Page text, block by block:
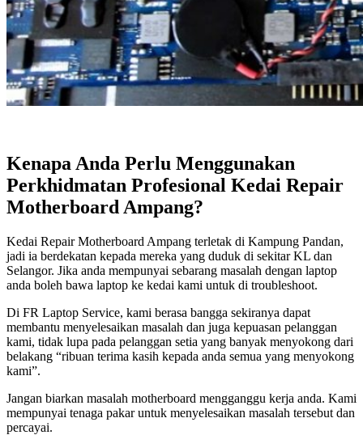
Kenapa Anda Perlu Menggunakan
Perkhidmatan Profesional Kedai Repair
Motherboard Ampang?
Kedai Repair Motherboard Ampang terletak di Kampung Pandan,
jadi ia berdekatan kepada mereka yang duduk di sekitar KL dan
Selangor. Jika anda mempunyai sebarang masalah dengan laptop
anda boleh bawa laptop ke kedai kami untuk di troubleshoot.
Di FR Laptop Service, kami berasa bangga sekiranya dapat
membantu menyelesaikan masalah dan juga kepuasan pelanggan
kami, tidak lupa pada pelanggan setia yang banyak menyokong dari
belakang “ribuan terima kasih kepada anda semua yang menyokong
kami”.
Jangan biarkan masalah motherboard mengganggu kerja anda. Kami
mempunyai tenaga pakar untuk menyelesaikan masalah tersebut dan
percayai.